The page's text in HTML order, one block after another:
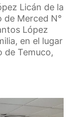
Licán de la
de Merced N°
López
en el lugar
de Temuco,